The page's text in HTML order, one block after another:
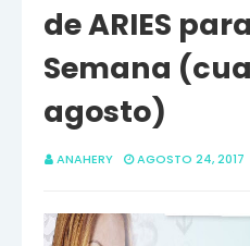
de ARIES
Semana
agosto)
ANAHERY AGOSTO 24, 2017